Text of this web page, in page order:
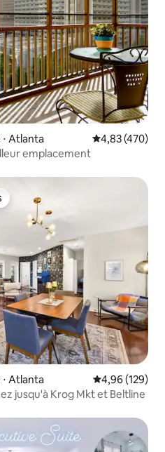
Atlanta Évaluation
4,83 (470)
emplacement
plus appréciés
Atlanta Évaluation
4,96 (129)
jusqu'à Krog Mkt et Beltline